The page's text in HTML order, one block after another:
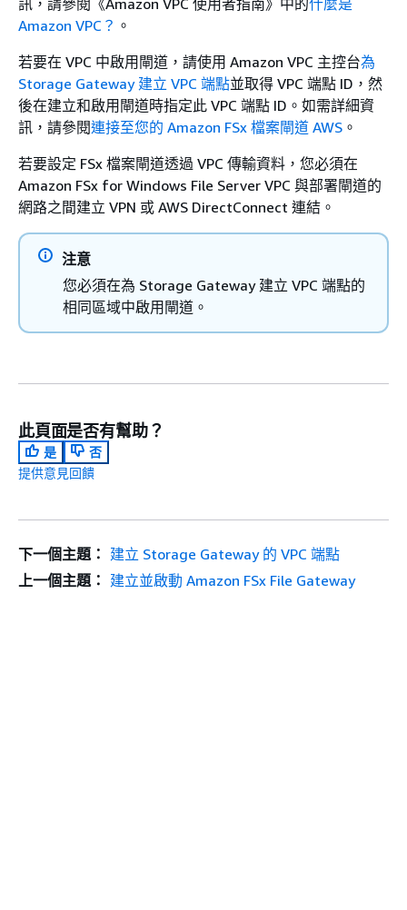
訊，請參閱《Amazon VPC 使用者指南》 中的什麼是
Amazon VPC？ 。
若要在 VPC 中啟用閘道，請使用 Amazon VPC 主控台為
Storage Gateway 建立 VPC 端點並取得 VPC 端點 ID，然
後在建立和啟用閘道時指定此 VPC 端點 ID。如需詳細資
訊，請參閱連接至您的 Amazon FSx 檔案閘道 AWS 。
若要設定 FSx 檔案閘道透過 VPC 傳輸資料，您必須在
Amazon FSx for Windows File Server VPC 與部署閘道的
網路之間建立 VPN 或 AWS DirectConnect 連結。
注意
您必須在為 Storage Gateway 建立 VPC 端點的
相同區域中啟用閘道。
此頁面是否有幫助？
是
否
提供意見回饋
下一個主題： 建立 Storage Gateway 的 VPC 端點
上一個主題： 建立並啟動 Amazon FSx File Gateway